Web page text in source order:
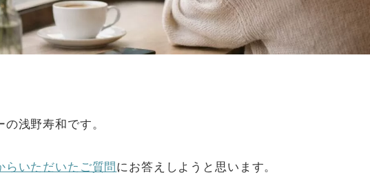
浅野寿和です。
らいただいたご質問 にお答えしようと思います。